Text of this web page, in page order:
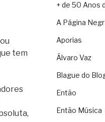
tem
+ de 50 Anos
A Página
Aporias
Álvaro Vaz
Blague do
Então
Então Música